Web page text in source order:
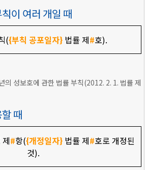
이 여러 개일 때
({부칙 공포일자}법률 제#호).
의 성보호에 관한 법률 부칙(2012. 2. 1. 법률 제
때
제#항({개정일자}법률 제#호로 개정된
것).